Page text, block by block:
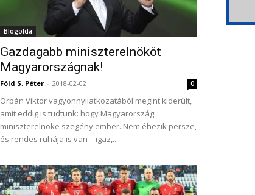
Blogolda
Gazdagabb miniszterelnököt
Magyarországnak!
Föld S. Péter - 2018-02-02 0
Orbán Viktor vagyonnyilatkozatából megint kiderült,
amit eddig is tudtunk: hogy Magyarország
miniszterelnöke szegény ember. Nem éhezik persze,
és rendes ruhája is van – igaz,...